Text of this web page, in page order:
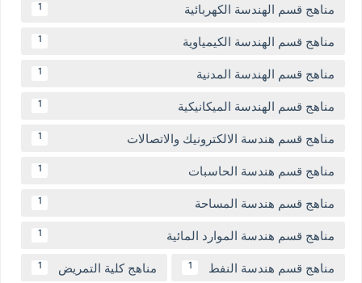
مناهج قسم الهندسة الكهربائية 1
مناهج قسم الهندسة الكيمياوية 1
مناهج قسم الهندسة المدنية 1
مناهج قسم الهندسة الميكانيكية 1
مناهج قسم هندسة الالكترونيك والاتصالات 1
مناهج قسم هندسة الحاسبات 1
مناهج قسم هندسة المساحة 1
مناهج قسم هندسة الموارد المائية 1
مناهج قسم هندسة النفط 1 مناهج كلية التمريض 1